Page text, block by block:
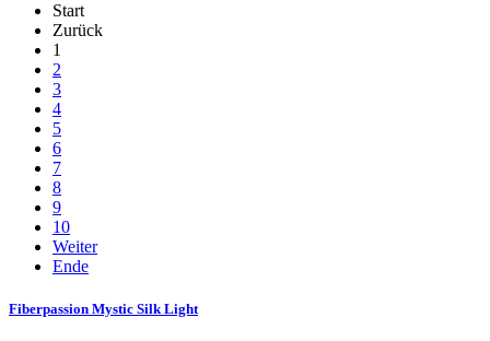
Start
Zurück
1
2
3
4
5
6
7
8
9
10
Weiter
Ende
Fiberpassion Mystic Silk Light